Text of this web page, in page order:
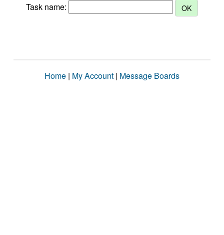
Task name:
Home | My Account | Message Boards